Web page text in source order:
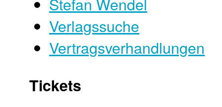
Verlagssuche
Vertragsverhandlungen
Tickets